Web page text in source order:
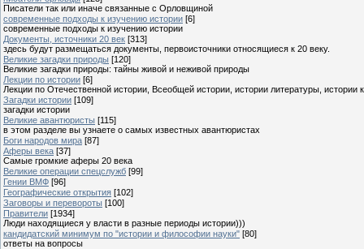
Писатели так или иначе связанные с Орловщиной
современные подходы к изучению истории [6]
современные подходы к изучению истории
Документы, источники 20 век [313]
здесь будут размещаться документы, первоисточники относящиеся к 20 веку.
Великие загадки природы [120]
Великие загадки природы: тайны живой и неживой природы
Лекции по истории [6]
Лекции по Отечественной истории, Всеобщей истории, истории литературы, истории
Загадки истории [109]
загадки истории
Великие авантюристы [115]
в этом разделе вы узнаете о самых известных авантюристах
Боги народов мира [87]
Аферы века [37]
Самые громкие аферы 20 века
Великие операции спецслужб [99]
Гении ВМФ [96]
Географические открытия [102]
Заговоры и перевороты [100]
Правители [1934]
Люди находящиеся у власти в разные периоды истории)))
кандидатский минимум по "истории и философии науки" [80]
ответы на вопросы